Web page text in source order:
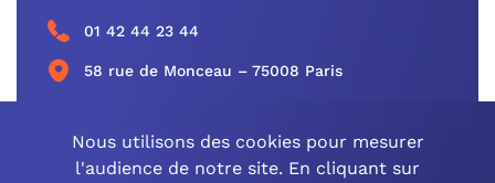
01 42 44 23 44
58 rue de Monceau – 75008 Paris
CONTACTEZ-NOUS
Nous utilisons des cookies pour mesurer
l'audience de notre site. En cliquant sur